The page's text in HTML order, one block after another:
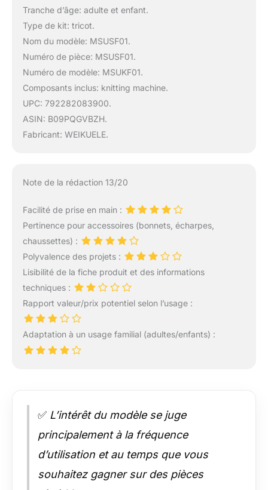
Tranche d’âge: adulte et enfant.
Type de kit: tricot.
Nom du modèle: MSUSF01.
Numéro de pièce: MSUSF01.
Numéro de modèle: MSUKF01.
Composants inclus: knitting machine.
UPC: 792282083900.
ASIN: B09PQGVBZH.
Fabricant: WEIKUELE.
Note de la rédaction 13/20
Facilité de prise en main :
Pertinence pour accessoires (bonnets, écharpes,
chaussettes) :
Polyvalence des projets :
Lisibilité de la fiche produit et des informations
techniques :
Rapport valeur/prix potentiel selon l’usage :
Adaptation à un usage familial (adultes/enfants) :
✅ L’intérêt du modèle se juge
principalement à la fréquence
d’utilisation et au temps que vous
souhaitez gagner sur des pièces